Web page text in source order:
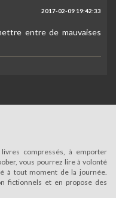
2017-02-09 19:42:33
entre de mauvaises
compressés, à emporter
vous pourrez lire à volonté
à tout moment de la journée.
fictionnels et en propose des